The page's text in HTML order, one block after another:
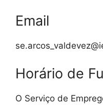
Email
Horário de
O Serviço de